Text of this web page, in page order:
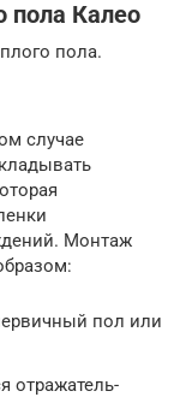
пола Калео
пола.
случае
Монтаж
пол или
отражатель-